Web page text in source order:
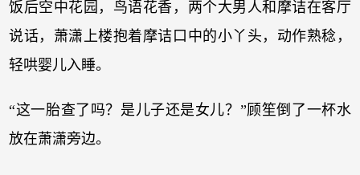
饭后空中花园，鸟语花香，两个大男人和摩诘在客厅
说话，萧潇上楼抱着摩诘口中的小丫头，动作熟稔，
轻哄婴儿入睡。
“这一胎查了吗？是儿子还是女儿？”顾笙倒了一杯水
放在萧潇旁边。